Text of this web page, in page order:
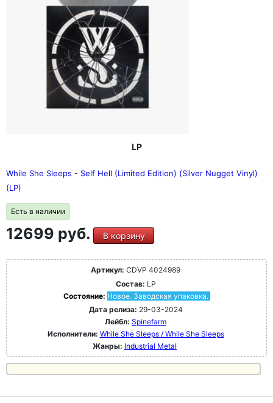
LP
While She Sleeps - Self Hell (Limited Edition) (Silver Nugget Vinyl)
(LP)
Есть в наличии
12699 руб. В корзину
Артикул: CDVP 4024989
Состав: LP
Состояние: Новое. Заводская упаковка.
Дата релиза: 29-03-2024
Лейбл: Spinefarm
Исполнители: While She Sleeps / While She Sleeps
Жанры: Industrial Metal